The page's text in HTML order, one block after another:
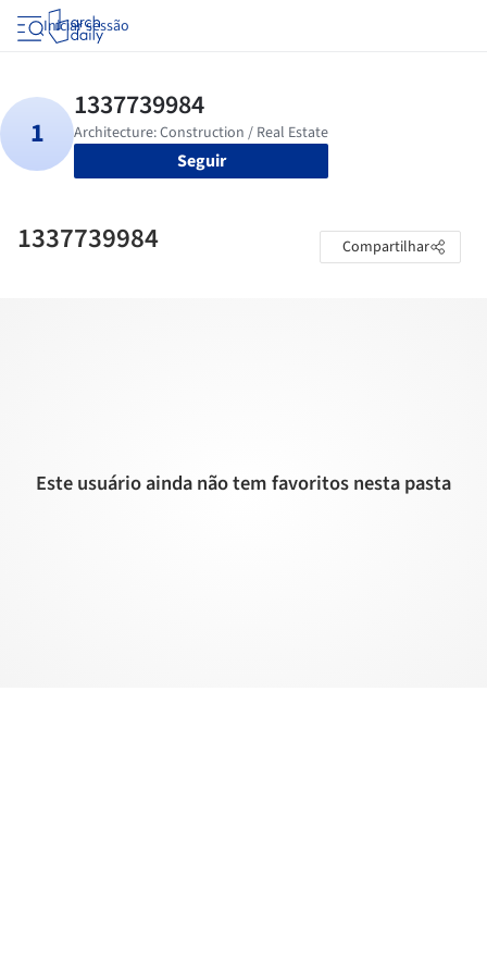
Iniciar sessão
Seguir
1337739984 Compartilhar
Este usuário ainda não tem favoritos nesta pasta